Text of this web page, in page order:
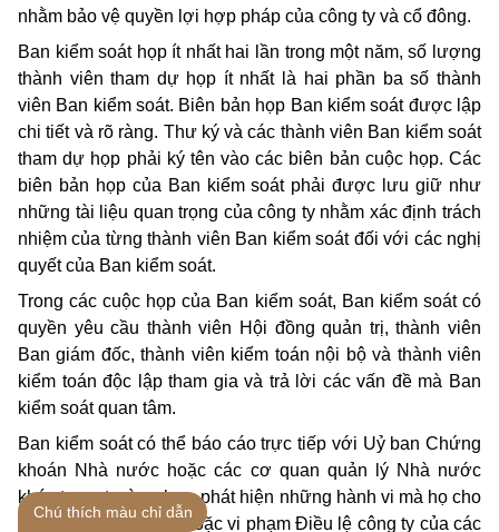
nhằm bảo vệ quyền lợi hợp pháp của công ty và cổ đông.
Ban kiểm soát họp ít nhất hai lần trong một năm, số lượng
thành viên tham dự họp ít nhất là hai phần ba số thành
viên Ban kiểm soát. Biên bản họp Ban kiểm soát được lập
chi tiết và rõ ràng. Thư ký và các thành viên Ban kiểm soát
tham dự họp phải ký tên vào các biên bản cuộc họp. Các
biên bản họp của Ban kiểm soát phải được lưu giữ như
những tài liệu quan trọng của công ty nhằm xác định trách
nhiệm của từng thành viên Ban kiểm soát đối với các nghị
quyết của Ban kiểm soát.
Trong các cuộc họp của Ban kiểm soát, Ban kiểm soát có
quyền yêu cầu thành viên Hội đồng quản trị, thành viên
Ban giám đốc, thành viên kiểm toán nội bộ và thành viên
kiểm toán độc lập tham gia và trả lời các vấn đề mà Ban
kiểm soát quan tâm.
Ban kiểm soát có thể báo cáo trực tiếp với Uỷ ban Chứng
khoán Nhà nước hoặc các cơ quan quản lý Nhà nước
khác trong trường hợp phát hiện những hành vi mà họ cho
là vi phạm pháp luật hoặc vi phạm Điều lệ công ty của các
Chú thích màu chỉ dẫn